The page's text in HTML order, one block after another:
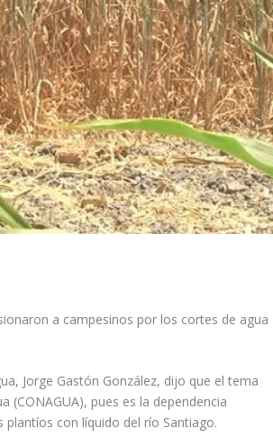
a campesinos por los cortes de agua
Jorge Gastón González, dijo que el tema
(CONAGUA), pues es la dependencia
con líquido del río Santiago.